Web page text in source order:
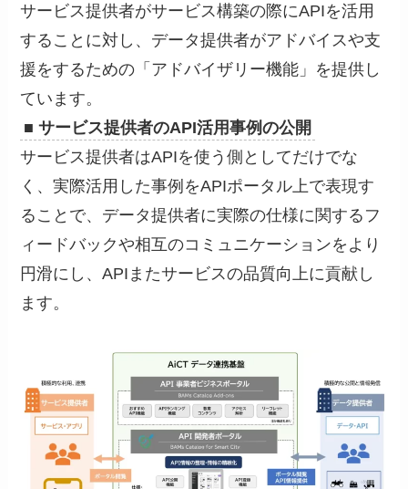
サービス提供者がサービス構築の際にAPIを活用
することに対し、データ提供者がアドバイスや支
援をするための「アドバイザリー機能」を提供し
ています。
■ サービス提供者のAPI活用事例の公開
サービス提供者はAPIを使う側としてだけでな
く、実際活用した事例をAPIポータル上で表現す
ることで、データ提供者に実際の仕様に関するフ
ィードバックや相互のコミュニケーションをより
円滑にし、APIまたサービスの品質向上に貢献し
ます。